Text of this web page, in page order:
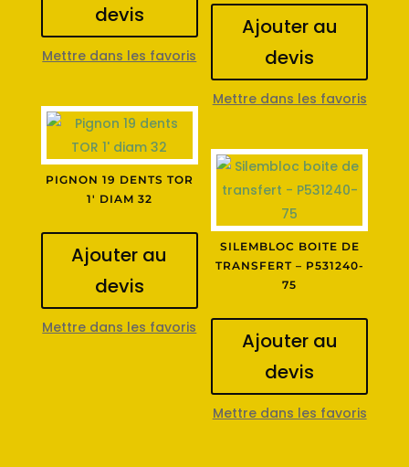
devis
Mettre dans les favoris
Ajouter au
devis
Mettre dans les favoris
PIGNON 19 DENTS TOR
1′ DIAM 32
Ajouter au
devis
Mettre dans les favoris
SILEMBLOC BOITE DE
TRANSFERT – P531240-
75
Ajouter au
devis
Mettre dans les favoris